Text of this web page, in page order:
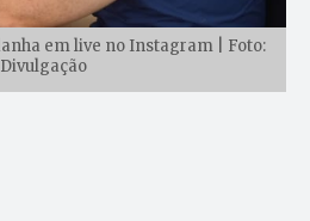
em live no Instagram | Foto:
Divulgação